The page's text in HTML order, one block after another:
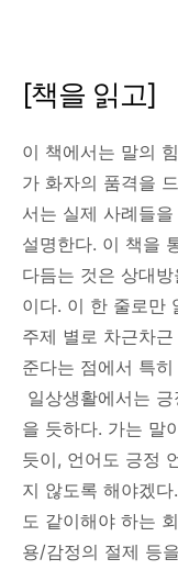
[책을 읽고]
이 책에서는 말의
가 화자의 품격을
서는 실제 사례들
설명한다. 이 책을
다듬는 것은 상대
이다. 이 한 줄로만
주제 별로 차근차
준다는 점에서 특
일상생활에서는
을 듯하다. 가는 말
듯이, 언어도 긍정
지 않도록 해야겠
도 같이해야 하는
용/감정의 절제 등